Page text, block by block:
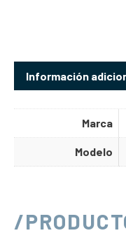
Información
Marca
Modelo
/